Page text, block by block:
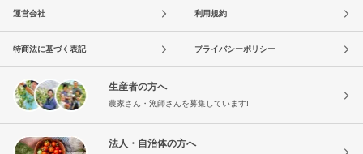
運営会社 利用規約
特商法に基づく表記 プライバシーポリシー
生産者の方へ
農家さん・漁師さんを募集しています!
法人・自治体の方へ